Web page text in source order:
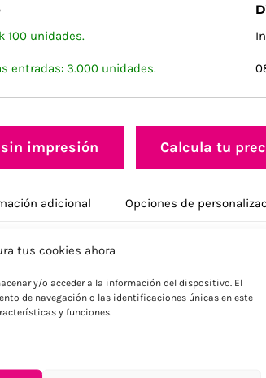
tus cookies ahora
y/o acceder a la información del dispositivo. El
de navegación o las identificaciones únicas en este
y funciones.
100 unidades.
entradas: 3.000 unidades.
impresión Calcula tu
adicional Opciones de
con tapa de cuero PU. Capacidad de 200